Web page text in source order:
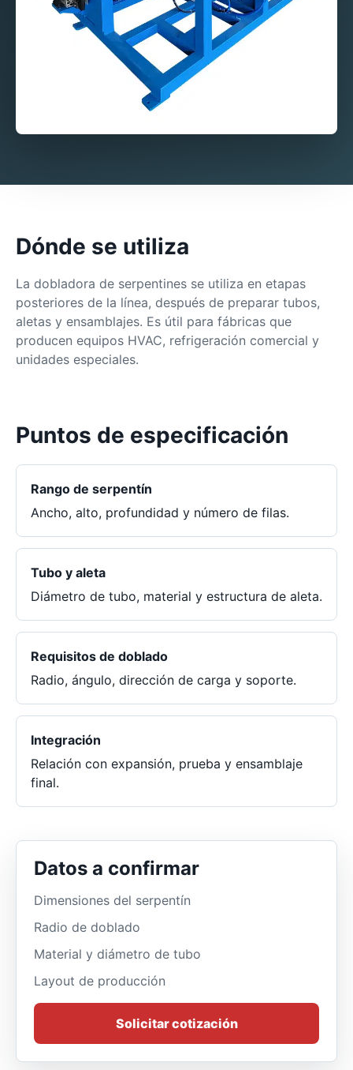
Dónde se utiliza
La dobladora de serpentines se utiliza en etapas
posteriores de la línea, después de preparar tubos,
aletas y ensamblajes. Es útil para fábricas que
producen equipos HVAC, refrigeración comercial y
unidades especiales.
Puntos de especificación
Rango de serpentín
Ancho, alto, profundidad y número de filas.
Tubo y aleta
Diámetro de tubo, material y estructura de aleta.
Requisitos de doblado
Radio, ángulo, dirección de carga y soporte.
Integración
Relación con expansión, prueba y ensamblaje
final.
Datos a confirmar
Dimensiones del serpentín
Radio de doblado
Material y diámetro de tubo
Layout de producción
Solicitar cotización